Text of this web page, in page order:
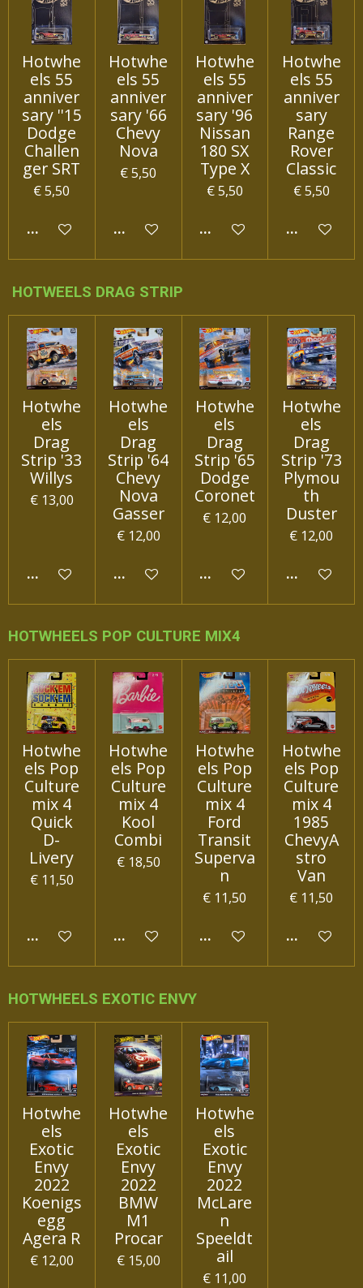
Hotwhe
els 55
anniver
sary ''15
Dodge
Challen
ger SRT
€ 5,50
IN WINKELWAGEN
Hotwhe
els 55
anniver
sary '66
Chevy
Nova
€ 5,50
IN WINKELWAGEN
Hotwhe
els 55
anniver
sary '96
Nissan
180 SX
Type X
€ 5,50
IN WINKELWAGEN
Hotwhe
els 55
anniver
sary
Range
Rover
Classic
€ 5,50
IN
HOTWEELS DRAG STRIP
Hotwhe
els
Drag
Strip '33
Willys
€ 13,00
IN WINKELWAGEN
Hotwhe
els
Drag
Strip '64
Chevy
Nova
Gasser
€ 12,00
IN WINKELWAGEN
Hotwhe
els
Drag
Strip '65
Dodge
Coronet
€ 12,00
IN WINKELWAGEN
Hotwhe
els
Drag
Strip '73
Plymou
th
Duster
€ 12,00
IN
HOTWHEELS POP CULTURE MIX4
Hotwhe
els Pop
Culture
mix 4
Quick
D-
Livery
€ 11,50
IN WINKELWAGEN
Hotwhe
els Pop
Culture
mix 4
Kool
Combi
€ 18,50
IN WINKELWAGEN
Hotwhe
els Pop
Culture
mix 4
Ford
Transit
Superva
n
€ 11,50
IN WINKELWAGEN
Hotwhe
els Pop
Culture
mix 4
1985
ChevyA
stro
Van
€ 11,50
IN
HOTWHEELS EXOTIC ENVY
Hotwhe
els
Exotic
Envy
2022
Koenigs
egg
Agera R
€ 12,00
Hotwhe
els
Exotic
Envy
2022
BMW
M1
Procar
€ 15,00
Hotwhe
els
Exotic
Envy
2022
McLare
n
Speeldt
ail
€ 11,00